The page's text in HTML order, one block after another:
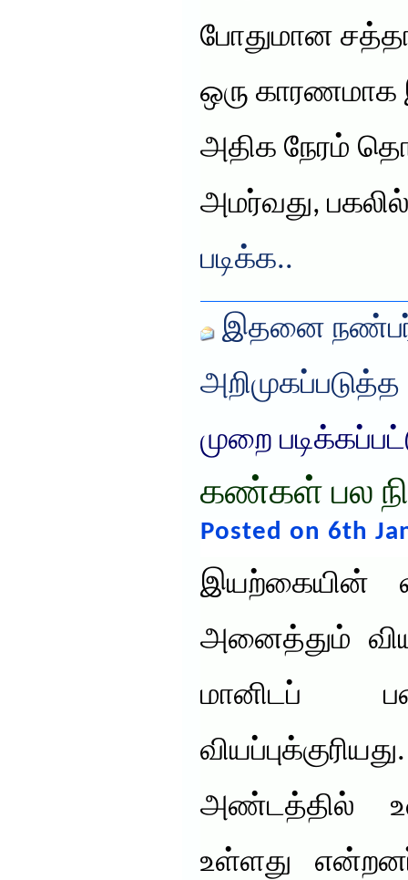
போதுமான
ஒரு காரணமாக
அதிக நேரம்
அமர்வது,
படிக்க..
இதனை
அறிமுகப்படுத்த
முறை
கண்கள் பல
Posted on 6th
இயற்கையின்
அனைத்தும்
மானிடப்
அண்டத்தில்
உள்ளது